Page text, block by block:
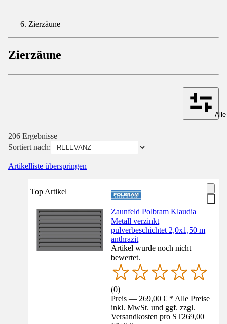
Zierzäune
Zierzäune
206 Ergebnisse
Sortiert nach:
Artikelliste überspringen
Top Artikel
Zaunfeld Polbram Klaudia
Metall verzinkt
pulverbeschichtet 2,0x1,50 m
anthrazit
Artikel wurde noch nicht
bewertet.
(0)
Preis — 269,00 € * Alle Preise
inkl. MwSt. und ggf. zzgl.
Versandkosten pro ST269,00